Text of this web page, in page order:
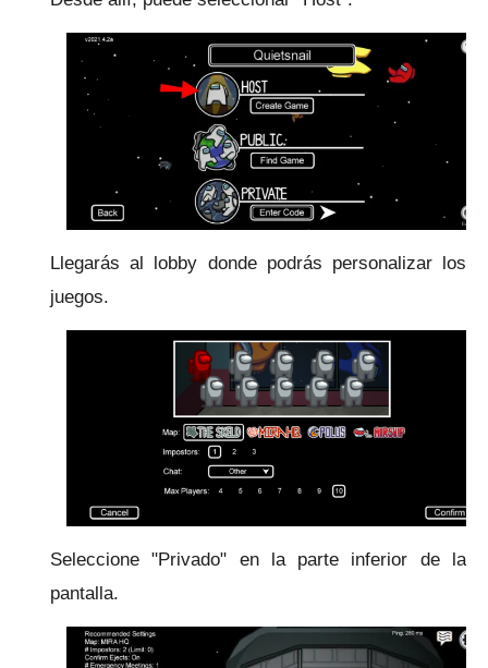
Llegarás al lobby donde podrás personalizar los
juegos.
Seleccione "Privado" en la parte inferior de la
pantalla.